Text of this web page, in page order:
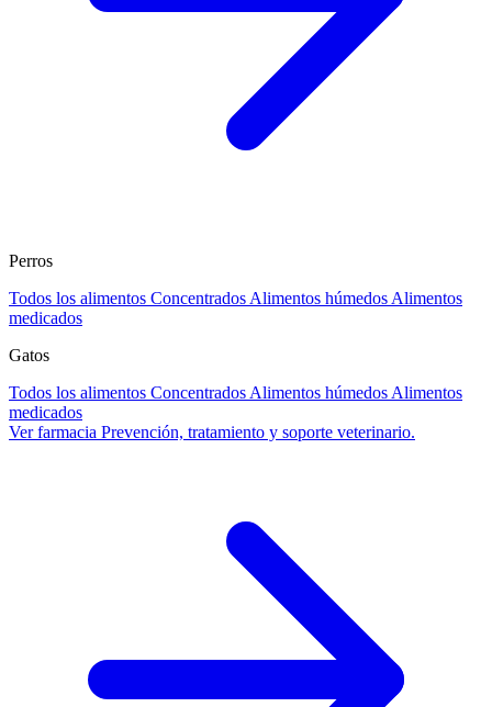
Perros
Todos los alimentos Concentrados Alimentos húmedos Alimentos
medicados
Gatos
Todos los alimentos Concentrados Alimentos húmedos Alimentos
medicados
Ver farmacia Prevención, tratamiento y soporte veterinario.